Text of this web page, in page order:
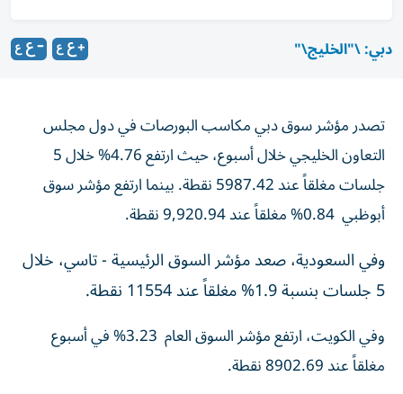
دبي: \"الخليج\"
تصدر مؤشر سوق دبي مكاسب البورصات في دول مجلس
التعاون الخليجي خلال أسبوع، حيث ارتفع 4.76% خلال 5
جلسات مغلقاً عند
5987.42 نقطة. بينما ارتفع مؤشر سوق
أبوظبي 0.84% مغلقاً عند 9,920.94 نقطة.
وفي السعودية، صعد مؤشر السوق الرئيسية - تاسي، خلال
5 جلسات بنسبة 1.9% مغلقاً عند 11554 نقطة.
وفي الكويت، ارتفع مؤشر السوق العام 3.23% في أسبوع
مغلقاً عند 8902.69 نقطة.